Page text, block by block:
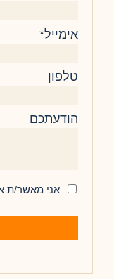
אימייל*
טלפון
הודעתכם
אני מאשר/ת